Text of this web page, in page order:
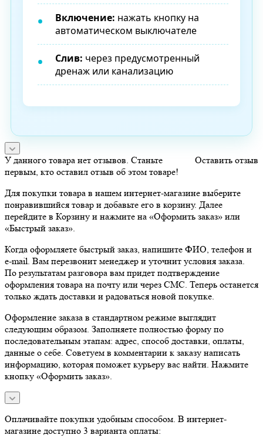
Включение: нажать кнопку на
автоматическом выключателе
Слив: через предусмотренный
дренаж или канализацию
Оставить отзыв
У данного товара нет отзывов. Станьте
первым, кто оставил отзыв об этом товаре!
Для покупки товара в нашем интернет-магазине выберите
понравившийся товар и добавьте его в корзину. Далее
перейдите в Корзину и нажмите на «Оформить заказ» или
«Быстрый заказ».
Когда оформляете быстрый заказ, напишите ФИО, телефон и
e-mail. Вам перезвонит менеджер и уточнит условия заказа.
По результатам разговора вам придет подтверждение
оформления товара на почту или через СМС. Теперь останется
только ждать доставки и радоваться новой покупке.
Оформление заказа в стандартном режиме выглядит
следующим образом. Заполняете полностью форму по
последовательным этапам: адрес, способ доставки, оплаты,
данные о себе. Советуем в комментарии к заказу написать
информацию, которая поможет курьеру вас найти. Нажмите
кнопку «Оформить заказ».
Оплачивайте покупки удобным способом. В интернет-
магазине доступно 3 варианта оплаты: